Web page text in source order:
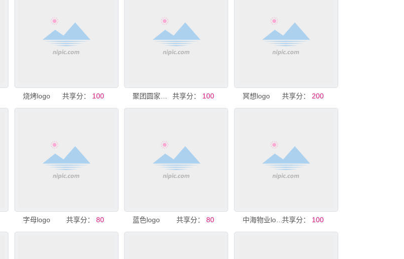
烧烤logo 共享分： 100 共享分： 100 冥想logo 共享分： 200
字母logo 共享分：80 蓝色logo 共享分： 80 中海物业logo共享分： 100